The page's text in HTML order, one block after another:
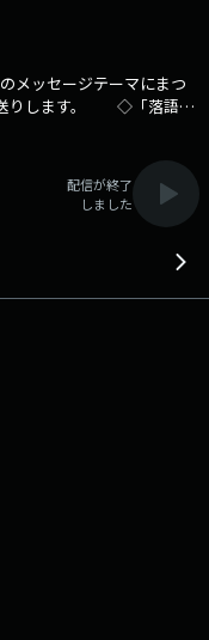
ッセージテーマにまつ
送りします。 ◇「落語シ
一之輔が毎週ひとつ「落
あなたの家が寄席になりま
い」 人、本、映画、あ
をご紹介するコーナ
ージテーマにまつわるよ
なたの家が寄席になりま
人、本、映画、あらゆ
ッセージフォーム：
Xハッシュタグは「#
配信が終了
しました